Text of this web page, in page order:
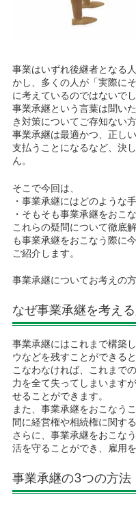
事業はいずれ後継者となる
かし、多くの人が「実際に
に考えているのではないでし
事業承継という言葉は聞い
き対策についてご存知ない
事業承継は最適かつ、正し
支払うことになるなど、決
ん。
そこで今回は、
・事業承継にはどのような
・そもそも事業承継をおこ
これらの疑問について徹底
も事業承継をおこなう際に
ご紹介します。
事業承継についてお考えの
なぜ事業承継を考え
事業承継にはこれまで構築
ウなどを残すことができる
こなわなければ、これまで
力を全て失ってしまいます
せることができます。
また、事業承継をおこなう
間に経営権や相続権に関す
さらに、事業承継をおこな
活を守ることができ、雇用
事業承継の3つの方法